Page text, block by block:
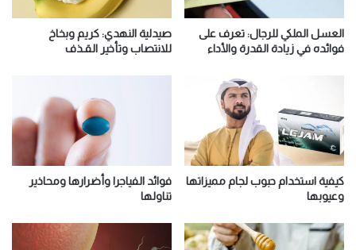
العسل الملكي للرجال: تعرف على
فوائده في زيادة القدرة والأداء
صيدلية النهدي: كريم وبخاخ
للانتصاب وتأخير القـذف
كيفية استخدام حبوب لجام مميزاتها
وعيوبها
فوائد الفياجرا وأضرارها ومحاذير
تناولها